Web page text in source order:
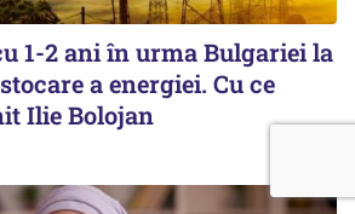
1-2 ani în urma Bulgariei la
a energiei. Cu ce
Ilie Bolojan